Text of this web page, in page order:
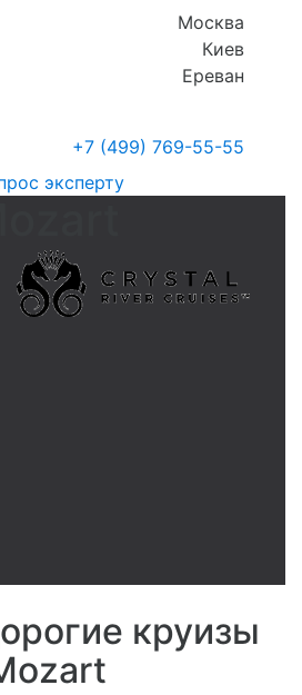
Москва
Киев
Ереван
+7 (499) 769-55-55
эксперту
круизы